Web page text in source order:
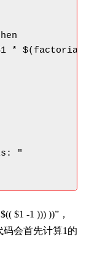
"
$1 -1 ))) ))”，
会首先计算1的